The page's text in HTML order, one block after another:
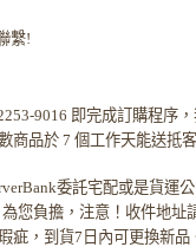
繫!
9016 即完成訂購程序
商品於 7 個工作天能送抵
委託宅配或是貨運
您負擔，注意！收件地址
疵，到貨7日內可更換新品